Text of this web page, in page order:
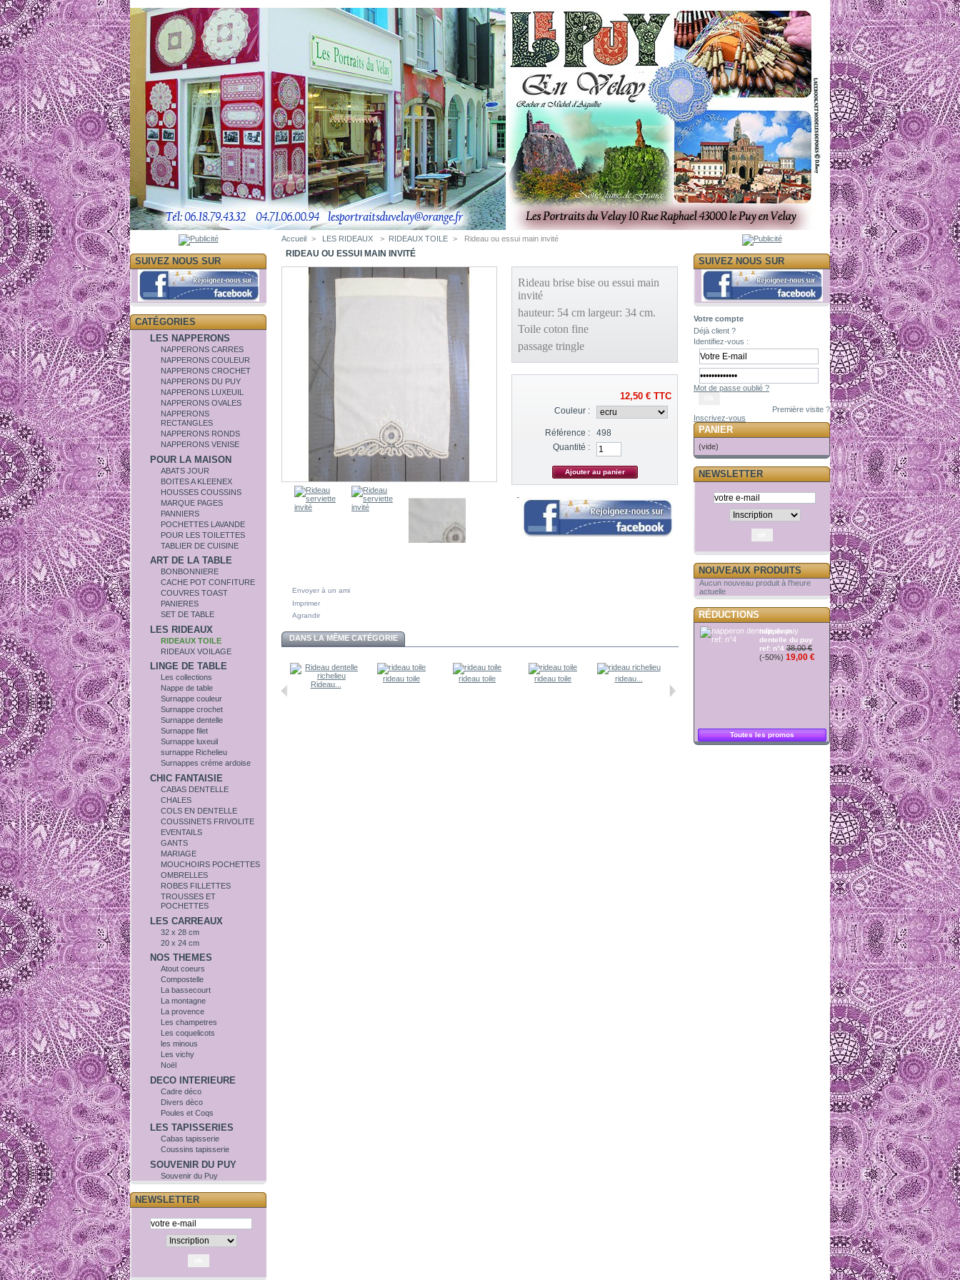
SUIVEZ NOUS SUR
CATÉGORIES
LES NAPPERONS
NAPPERONS CARRES
NAPPERONS COULEUR
NAPPERONS CROCHET
NAPPERONS DU PUY
NAPPERONS LUXEUIL
NAPPERONS OVALES
NAPPERONS
RECTANGLES
NAPPERONS RONDS
NAPPERONS VENISE
POUR LA MAISON
ABATS JOUR
BOITES A KLEENEX
HOUSSES COUSSINS
MARQUE PAGES
PANNIERS
POCHETTES LAVANDE
POUR LES TOILETTES
TABLIER DE CUISINE
ART DE LA TABLE
BONBONNIERE
CACHE POT CONFITURE
COUVRES TOAST
PANIERES
SET DE TABLE
LES RIDEAUX
RIDEAUX TOILE
RIDEAUX VOILAGE
LINGE DE TABLE
Les collections
Nappe de table
Surnappe couleur
Surnappe crochet
Surnappe dentelle
Surnappe filet
Surnappe luxeuil
surnappe Richelieu
Surnappes créme ardoise
CHIC FANTAISIE
CABAS DENTELLE
CHALES
COLS EN DENTELLE
COUSSINETS FRIVOLITE
EVENTAILS
GANTS
MARIAGE
MOUCHOIRS POCHETTES
OMBRELLES
ROBES FILLETTES
TROUSSES ET
POCHETTES
LES CARREAUX
32 x 28 cm
20 x 24 cm
NOS THEMES
Atout coeurs
Compostelle
La bassecourt
La montagne
La provence
Les champetres
Les coquelicots
les minous
Les vichy
Noël
DECO INTERIEURE
Cadre déco
Divers dèco
Poules et Coqs
LES TAPISSERIES
Cabas tapisserie
Coussins tapisserie
SOUVENIR DU PUY
Souvenir du Puy
NEWSLETTER
Accueil > LES RIDEAUX > RIDEAUX TOILE > Rideau ou essui main invité
RIDEAU OU ESSUI MAIN INVITÉ
Envoyer à un ami
Imprimer
Agrandir
Rideau brise bise ou essui main
invité
hauteur: 54 cm largeur: 34 cm.
Toile coton fine
passage tringle
12,50 €TTC
Couleur :
Référence :
498
Quantité :
DANS LA MÊME CATÉGORIE
Rideau...
rideau toile rideau toile rideau toile rideau... rideau toile rideau toile
SUIVEZ NOUS SUR
Votre compte
Déjà client ?
Identifiez-vous :
Mot de passe oublié ?
Première visite ?
Inscrivez-vous
PANIER
(vide)
NEWSLETTER
NOUVEAUX PRODUITS
Aucun nouveau produit à l'heure
actuelle
RÉDUCTIONS
napperon
dentelle du puy
ref: n°4 38,00 €
(-50%) 19,00 €
Toutes les promos